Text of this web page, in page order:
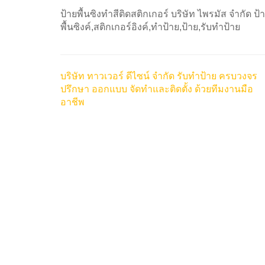
ป้ายพื้นซิงทำสีติดสติกเกอร์ บริษัท ไพรมัส จำกัด ป้
พื้นซิงค์,สติกเกอร์อิงค์,ทำป้าย,ป้าย,รับทำป้าย
บริษัท ทาวเวอร์ ดีไซน์ จำกัด รับทำป้าย ครบวงจร
ปรึกษา ออกแบบ จัดทำและติดตั้ง ด้วยทีมงานมือ
อาชีพ